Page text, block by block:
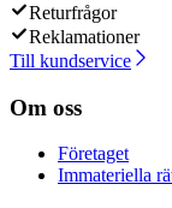
Returfrågor
Reklamationer
Till kundservice
Om oss
Företaget
Immateriella